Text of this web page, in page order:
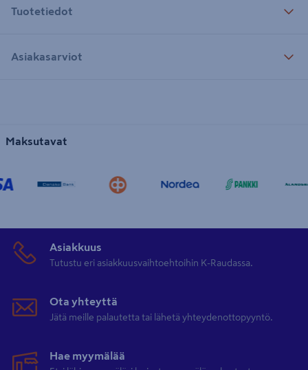
Tuotetiedot
Asiakasarviot
Maksutavat
Asiakkuus
Tutustu eri asiakkuusvaihtoehtoihin K-Raudassa.
Ota yhteyttä
Jätä meille palautetta tai lähetä yhteydenottopyyntö.
Hae myymälää